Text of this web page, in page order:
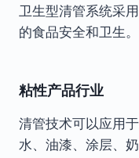
卫生型清管系统采
的食品安全和卫生。
粘性产品行业
清管技术可以应用
水、油漆、涂层、